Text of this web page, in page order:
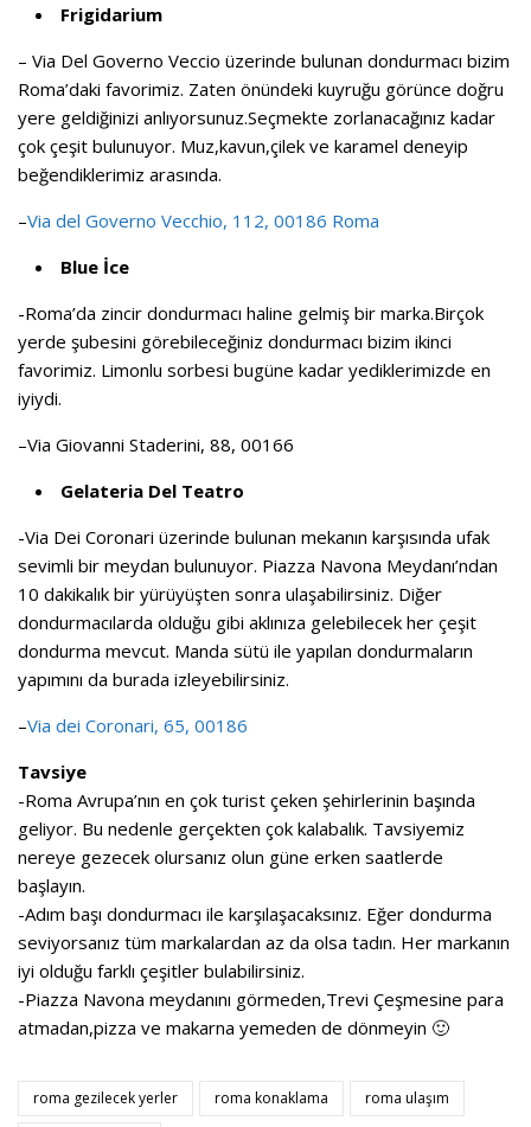
Frigidarium
– Via Del Governo Veccio üzerinde bulunan dondurmacı bizim
Roma’daki favorimiz. Zaten önündeki kuyruğu görünce doğru
yere geldiğinizi anlıyorsunuz.Seçmekte zorlanacağınız kadar
çok çeşit bulunuyor. Muz,kavun,çilek ve karamel deneyip
beğendiklerimiz arasında.
–Via del Governo Vecchio, 112, 00186 Roma
Blue İce
-Roma’da zincir dondurmacı haline gelmiş bir marka.Birçok
yerde şubesini görebileceğiniz dondurmacı bizim ikinci
favorimiz. Limonlu sorbesi bugüne kadar yediklerimizde en
iyiydi.
–Via Giovanni Staderini, 88, 00166
Gelateria Del Teatro
-Via Dei Coronari üzerinde bulunan mekanın karşısında ufak
sevimli bir meydan bulunuyor. Piazza Navona Meydanı’ndan
10 dakikalık bir yürüyüşten sonra ulaşabilirsiniz. Diğer
dondurmacılarda olduğu gibi aklınıza gelebilecek her çeşit
dondurma mevcut. Manda sütü ile yapılan dondurmaların
yapımını da burada izleyebilirsiniz.
–Via dei Coronari, 65, 00186
Tavsiye
-Roma Avrupa’nın en çok turist çeken şehirlerinin başında
geliyor. Bu nedenle gerçekten çok kalabalık. Tavsiyemiz
nereye gezecek olursanız olun güne erken saatlerde
başlayın.
-Adım başı dondurmacı ile karşılaşacaksınız. Eğer dondurma
seviyorsanız tüm markalardan az da olsa tadın. Her markanın
iyi olduğu farklı çeşitler bulabilirsiniz.
-Piazza Navona meydanını görmeden,Trevi Çeşmesine para
atmadan,pizza ve makarna yemeden de dönmeyin 🙂
roma gezilecek yerler roma konaklama roma ulaşım